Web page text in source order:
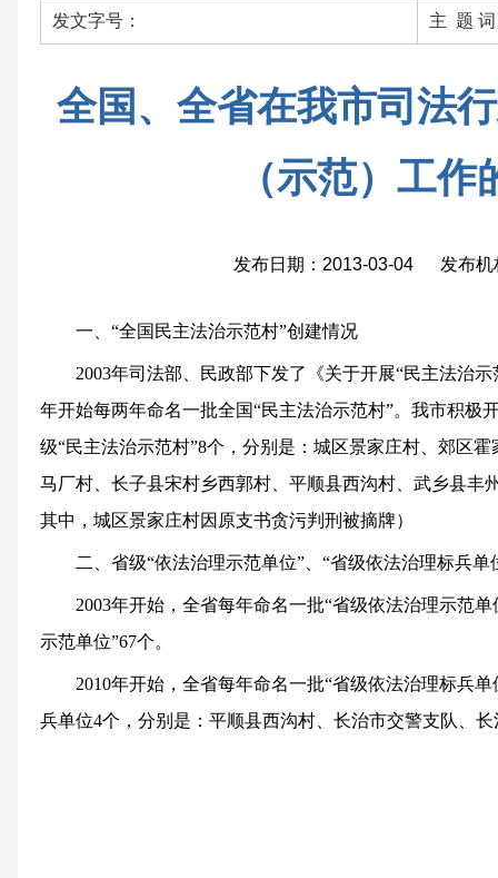
发文字号： 主 题 词
全国、全省在我市司法
（示范）工作
发布日期：2013-03-04 发布机
一、“全国民主法治示范村”创建情况
2003年司法部、民政部下发了《关于开展“民主法治
年开始每两年命名一批全国“民主法治示范村”。我市积极
级“民主法治示范村”8个，分别是： 城区景家庄村、郊区
马厂村、长子县宋村乡西郭村、平顺县西沟村、武乡县丰
其中，城区景家庄村因原支书贪污判刑被摘牌）
二、省级“依法治理示范单位”、“省级依法治理标兵单
2003年开始，全省每年命名一批“省级依法治理示范
示范单位”67个。
2010年开始， 全省每年命名一批“省级依法治理标兵
兵单位4个， 分别是：平顺县西沟村、长治市交警支队、